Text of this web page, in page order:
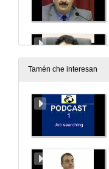
Tamén che interesan